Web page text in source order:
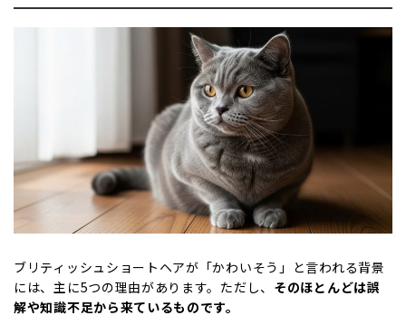
ブリティッシュショートヘアが「かわいそう」と言われる背景
には、主に5つの理由があります。ただし、 そのほとんどは誤
解や知識不足から来ているものです。